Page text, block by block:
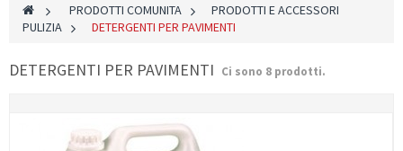
> PRODOTTI COMUNITA >
PRODOTTI E ACCESSORI
PULIZIA > DETERGENTI PER PAVIMENTI
DETERGENTI PER PAVIMENTI Ci sono 8 prodotti.